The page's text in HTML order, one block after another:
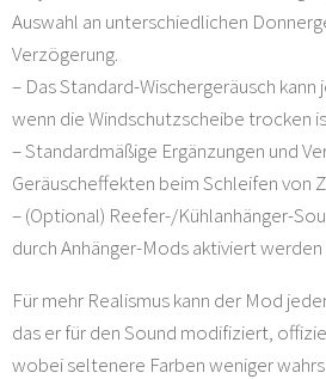
Auswahl an unterschiedlichen
Verzögerung.
– Das Standard-Wischergeräusch
wenn die Windschutzscheibe trocken
– Standardmäßige Ergänzungen und
Geräuscheffekten beim Schleifen von
– (Optional) Reefer-/Kühlanhänger-
durch Anhänger-Mods aktiviert werden
Für mehr Realismus kann der Mod
das er für den Sound modifiziert,
wobei seltenere Farben weniger